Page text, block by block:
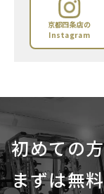
京都四条店の
Instagram
初めての
まずは無